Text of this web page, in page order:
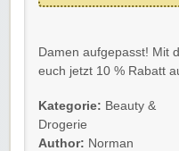
Damen aufgepasst! Mit
euch jetzt 10 % Rabatt
Der Flaconi
Bestandskunden, bis
Wareneinkaufswert ab
Kategorie: Beauty &
Drogerie
Author: Norman